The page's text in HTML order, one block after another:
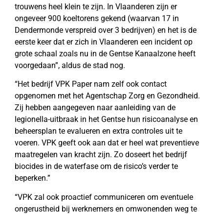
trouwens heel klein te zijn. In Vlaanderen zijn er
ongeveer 900 koeltorens gekend (waarvan 17 in
Dendermonde verspreid over 3 bedrijven) en het is de
eerste keer dat er zich in Vlaanderen een incident op
grote schaal zoals nu in de Gentse Kanaalzone heeft
voorgedaan”, aldus de stad nog.
“Het bedrijf VPK Paper nam zelf ook contact
opgenomen met het Agentschap Zorg en Gezondheid.
Zij hebben aangegeven naar aanleiding van de
legionella-uitbraak in het Gentse hun risicoanalyse en
beheersplan te evalueren en extra controles uit te
voeren. VPK geeft ook aan dat er heel wat preventieve
maatregelen van kracht zijn. Zo doseert het bedrijf
biocides in de waterfase om de risico’s verder te
beperken.”
“VPK zal ook proactief communiceren om eventuele
ongerustheid bij werknemers en omwonenden weg te